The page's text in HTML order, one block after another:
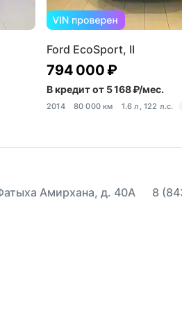
Ford EcoSport, II
794 000 ₽
В кредит от 5 168 ₽/мес.
2014 80 000 км 1.6 л, 122 л.с.
Амирхана, д. 40А 8